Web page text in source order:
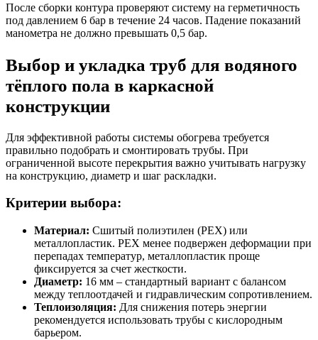
После сборки контура проверяют систему на герметичность
под давлением 6 бар в течение 24 часов. Падение показаний
манометра не должно превышать 0,5 бар.
Выбор и укладка труб для водяного
тёплого пола в каркасной
конструкции
Для эффективной работы системы обогрева требуется
правильно подобрать и смонтировать трубы. При
ограниченной высоте перекрытия важно учитывать нагрузку
на конструкцию, диаметр и шаг раскладки.
Критерии выбора:
Материал: Сшитый полиэтилен (PEX) или
металлопластик. PEX менее подвержен деформации при
перепадах температур, металлопластик проще
фиксируется за счет жесткости.
Диаметр: 16 мм – стандартный вариант с балансом
между теплоотдачей и гидравлическим сопротивлением.
Теплоизоляция: Для снижения потерь энергии
рекомендуется использовать трубы с кислородным
барьером.